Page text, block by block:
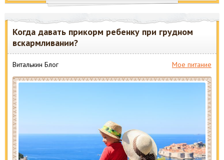
Когда давать прикорм ребенку при грудном
вскармливании?
Виталькин Блог Мое питание